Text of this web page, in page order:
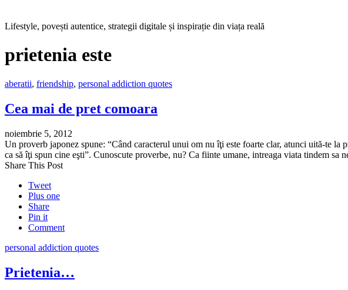
Lifestyle, povești autentice, strategii digitale și inspirație din viața reală
prietenia este
aberatii, friendship, personal addiction quotes
Cea mai de pret comoara
noiembrie 5, 2012
Un proverb japonez spune: “Când caracterul unui om nu îţi este foarte clar, atunci uită-te
ca să îţi spun cine eşti”. Cunoscute proverbe, nu? Ca fiinte umane, intreaga viata tindem
Share This Post
Tweet
Plus one
Share
Pin it
Comment
personal addiction quotes
Prietenia…